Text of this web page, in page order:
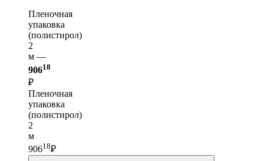
Пленочная
упаковка
(полистирол)
2
м —
90618
₽
Пленочная
упаковка
(полистирол)
2
м
90618₽